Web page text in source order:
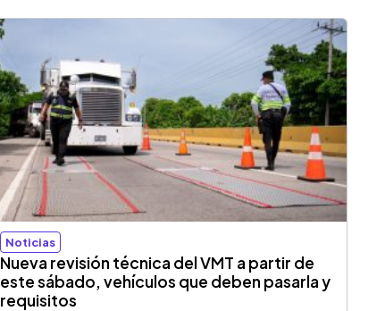
Noticias
Nueva revisión técnica del VMT a partir de
este sábado, vehículos que deben pasarla y
requisitos